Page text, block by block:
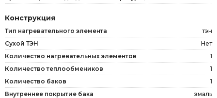
Конструкция
Тип нагревательного элемента
тэн
Сухой ТЭН
Нет
Количество нагревательных элементов
1
Количество теплообмеников
1
Количество баков
1
Внутреннее покрытие бака
эмаль